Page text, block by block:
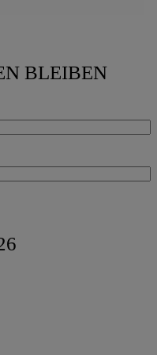
BLEIBEN